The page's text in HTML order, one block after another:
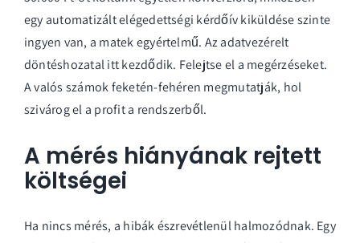
egy automatizált elégedettségi kérdőív kiküldése szinte
ingyen van, a matek egyértelmű. Az adatvezérelt
döntéshozatal itt kezdődik. Felejtse el a megérzéseket.
A valós számok feketén-fehéren megmutatják, hol
szivárog el a profit a rendszerből.
A mérés hiányának rejtett
költségei
Ha nincs mérés, a hibák észrevétlenül halmozódnak. Egy